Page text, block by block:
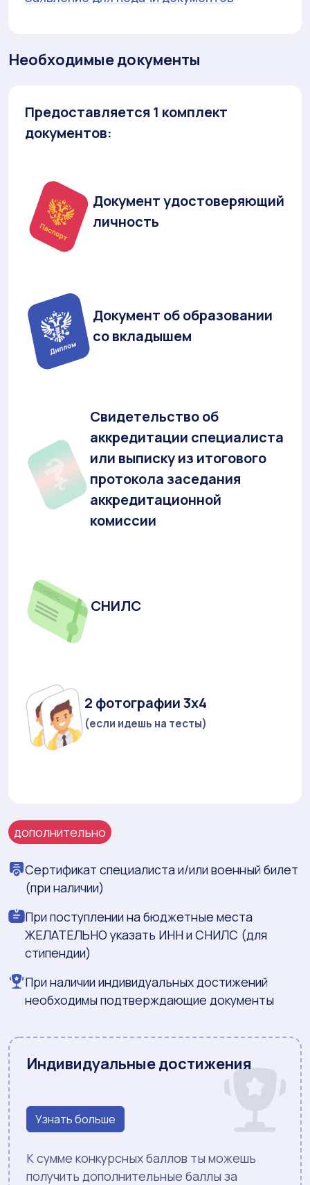
Необходимые документы
Предоставляется 1 комплект
документов:
Документ удостоверяющий
личность
Документ об образовании
со вкладышем
Свидетельство об
аккредитации специалиста
или выписку из итогового
протокола заседания
аккредитационной
комиссии
СНИЛС
2 фотографии 3х4
(если идешь на тесты)
дополнительно
Сертификат специалиста и/или военный билет
(при наличии)
При поступлении на бюджетные места
ЖЕЛАТЕЛЬНО указать ИНН и СНИЛС (для
стипендии)
При наличии индивидуальных достижений
необходимы подтверждающие документы
Индивидуальные достижения
Узнать больше
К сумме конкурсных баллов ты можешь
получить дополнительные баллы за